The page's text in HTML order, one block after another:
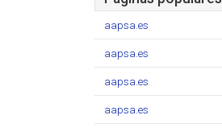
aapsa.es
aapsa.es
aapsa.es
aapsa.es